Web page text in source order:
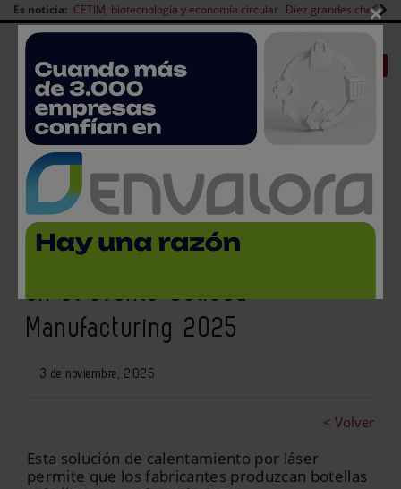
Es noticia: CETIM, biotecnología y economía circular Diez grandes chefs
Redes Sociales
Es noticia
| CANAL EMPLEO Login empresas Registro
Sidel presenta el revolucionario
EvoBLOW Laser a Oriente Medio
en el evento Gulfood
Manufacturing 2025
3 de noviembre, 2025
< Volver
Esta solución de calentamiento por láser
permite que los fabricantes produzcan botellas
×